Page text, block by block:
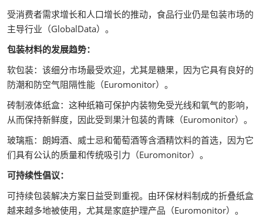
受消费者需求增长和人口增长的推动，食品行业仍是包装市场的
主导行业（GlobalData）。
包装材料的发展趋势：
软包装：该细分市场最受欢迎，尤其是糖果，因为它具有良好的
防潮和防空气阻隔性能（Euromonitor）。
砖制液体纸盒：这种纸箱可保护内装物免受光线和氧气的影响，
从而保持新鲜度，因此受到果汁包装的青睐（Euromonitor）。
玻璃瓶：朗姆酒、威士忌和葡萄酒等含酒精饮料的首选，因为它
们具有公认的质量和传统吸引力（Euromonitor）。
可持续性倡议：
可持续包装解决方案日益受到重视。由环保材料制成的折叠纸盒
越来越多地被使用，尤其是家庭护理产品（Euromonitor）。